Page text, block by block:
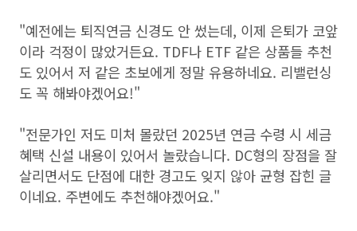
"예전에는 퇴직연금 신경도 안 썼는데, 이제 은퇴가 코앞
이라 걱정이 많았거든요. TDF나 ETF 같은 상품들 추천
도 있어서 저 같은 초보에게 정말 유용하네요. 리밸런싱
도 꼭 해봐야겠어요!"
"전문가인 저도 미처 몰랐던 2025년 연금 수령 시 세금
혜택 신설 내용이 있어서 놀랐습니다. DC형의 장점을 잘
살리면서도 단점에 대한 경고도 잊지 않아 균형 잡힌 글
이네요. 주변에도 추천해야겠어요."